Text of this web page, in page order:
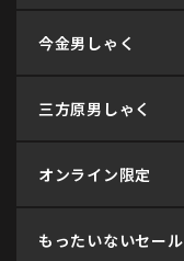
今金男しゃく
三方原男しゃく
オンライン限定
もったいないセール